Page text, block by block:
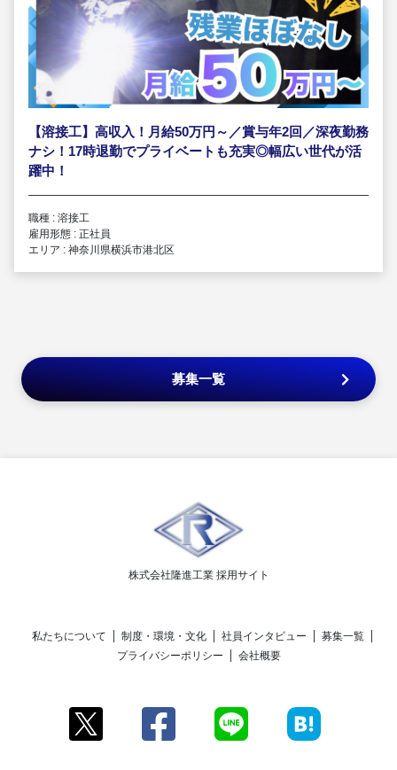
【溶接工】高収入！月給50万円～／賞与年2回／深夜勤務
ナシ！17時退勤でプライベートも充実◎幅広い世代が活
躍中！
職種 : 溶接工
雇用形態 : 正社員
エリア : 神奈川県横浜市港北区
募集一覧
株式会社隆進工業 採用サイト
私たちについて 制度・環境・文化 社員インタビュー
募集一覧
プライバシーポリシー
会社概要